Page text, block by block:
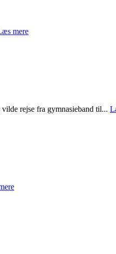
mere
rejse fra gymnasieband til...